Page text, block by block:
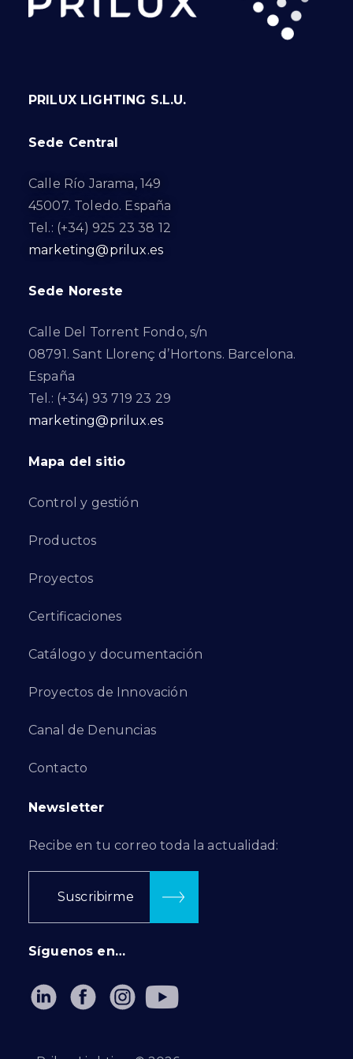
PRILUX LIGHTING S.L.U.
Sede Central
Calle Río Jarama, 149
45007. Toledo. España
Tel.: (+34) 925 23 38 12
marketing@prilux.es
Sede Noreste
Calle Del Torrent Fondo, s/n
08791. Sant Llorenç d’Hortons. Barcelona.
España
Tel.: (+34) 93 719 23 29
marketing@prilux.es
Mapa del sitio
Control y gestión
Productos
Proyectos
Certificaciones
Catálogo y documentación
Proyectos de Innovación
Canal de Denuncias
Contacto
Newsletter
Recibe en tu correo toda la actualidad:
Suscribirme
Síguenos en…